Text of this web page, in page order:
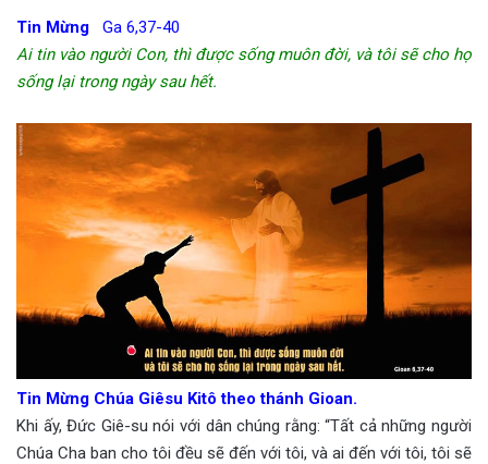
Tin Mừng Ga 6,37-40
Ai tin vào người Con, thì được sống muôn đời, và tôi sẽ cho họ
sống lại trong ngày sau hết.
Tin Mừng Chúa Giêsu Kitô theo thánh Gioan.
Khi ấy, Đức Giê-su nói với dân chúng rằng: “Tất cả những người
Chúa Cha ban cho tôi đều sẽ đến với tôi, và ai đến với tôi, tôi sẽ